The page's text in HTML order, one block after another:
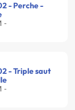
- Perche -
-
- Triple saut
-